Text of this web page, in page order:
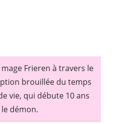
mage Frieren à travers le
brouillée du temps
vie, qui débute 10 ans
démon.